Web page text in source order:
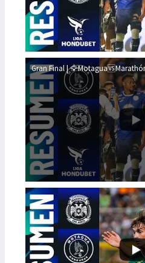
Gran Final |